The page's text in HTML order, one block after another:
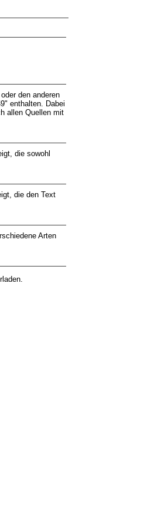
den anderen
enthalten. Dabei
allen Quellen mit
die sowohl
die den Text
Arten